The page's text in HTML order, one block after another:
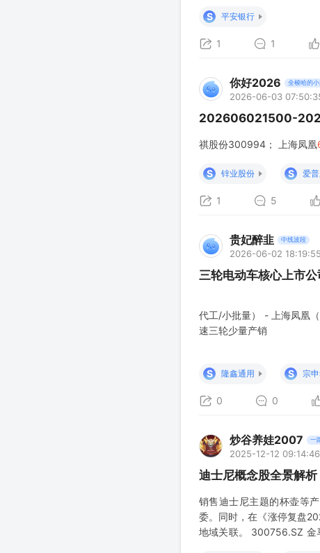
中路股份（600818.SH
S 平安银行
1 1
你好2026 全梭哈的
2026-06-03
202606021500-
祺股份300994； 上海凤凰
S 锌业股份 S 爱
1 5
贵妃醉韭 中线波段
2026-06-02 18:19:55
三轮电动车核心上市
代工/小批量） - 上海凤凰（
速三轮少量产销
S 隆鑫通用 S 宗
0 0
炒谷养娃2007 一
2025-12-12 09:14:46
迪士尼概念股全景解析
销售迪士尼主题的杯壶等产
委。同时，在《涨停复盘
地域关联。 300756.SZ 金